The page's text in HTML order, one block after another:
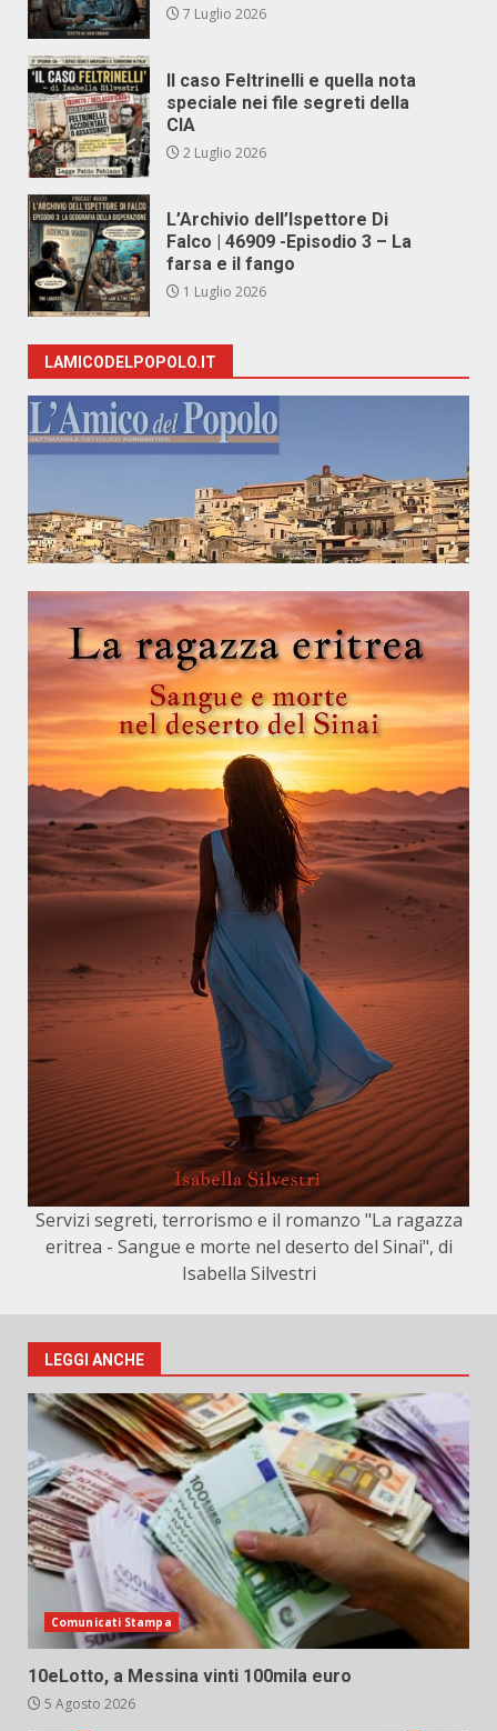
7 Luglio 2026
Il caso Feltrinelli e quella nota
speciale nei file segreti della
CIA
2 Luglio 2026
L’Archivio dell’Ispettore Di
Falco | 46909 -Episodio 3 – La
farsa e il fango
1 Luglio 2026
LAMICODELPOPOLO.IT
Servizi segreti, terrorismo e il romanzo "La ragazza
eritrea - Sangue e morte nel deserto del Sinai", di
Isabella Silvestri
LEGGI ANCHE
Comunicati Stampa
10eLotto, a Messina vinti 100mila euro
5 Agosto 2026